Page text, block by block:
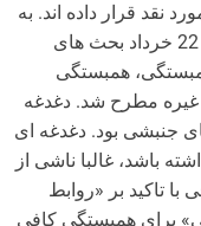
نقد قرار داده اند. به
عنوان مثال، چند ماه پیش، حوالی سالگرد 22 خرداد بحث های
همبستگی
غیره مطرح شد. دغدغه
جنبشی بود. دغدغه ای
باشد، غالبا ناشی از
با تاکید بر «روابط
برای همبستگی کافی